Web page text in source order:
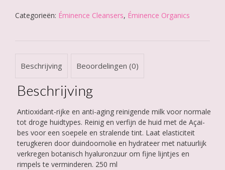
aantal
Categorieën: Éminence Cleansers, Éminence Organics
Beschrijving Beoordelingen (0)
Beschrijving
Antioxidant-rijke en anti-aging reinigende milk voor normale
tot droge huidtypes. Reinig en verfijn de huid met de Açai-
bes voor een soepele en stralende tint. Laat elasticiteit
terugkeren door duindoornolie en hydrateer met natuurlijk
verkregen botanisch hyaluronzuur om fijne lijntjes en
rimpels te verminderen. 250 ml